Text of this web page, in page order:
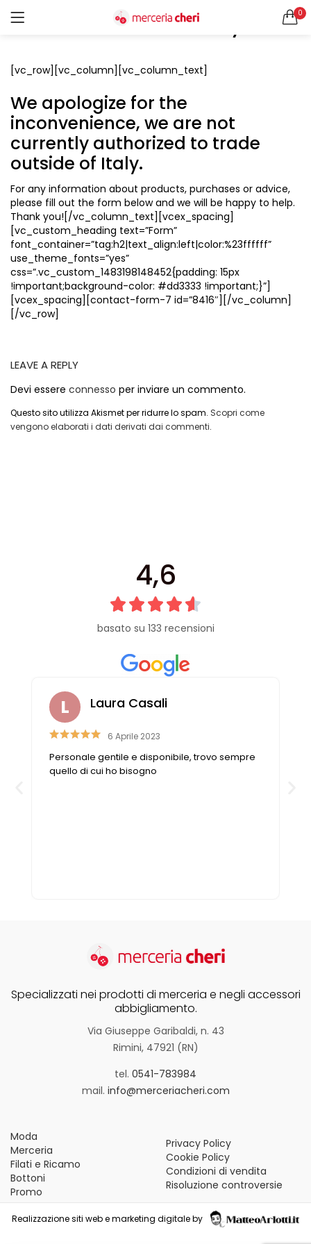
0
REGISTRATI
Ricordami
Password dimenticata?
Accessori Design (56)
Accessori merceria (94)
Cesti portalavoro (8)
Aghi e spilli (24)
Applicazioni (26)
Borse (6)
Bottoni Vintage (204)
Lotti di Bottoni vintage (27)
Bottoni/alamari/automatici (46)
Alamari (5)
Calze collant donna (24)
Cappelli (16)
Cerniere lampo / Zip/Fibbie (27)
filati cucirini e affini (9)
Fodere (5)
Guanti (1)
LANA (27)
Order outside Italy
[vc_row][vc_column][vc_column_text]
We apologize for the
inconvenience, we are not
currently authorized to trade
outside of Italy.
For any information about products, purchases or advice,
please fill out the form below and we will be happy to help.
Thank you![/vc_column_text][vcex_spacing]
[vc_custom_heading text=”Form”
font_container=”tag:h2|text_align:left|color:%23ffffff”
use_theme_fonts=”yes”
css=”.vc_custom_1483198148452{padding: 15px
!important;background-color: #dd3333 !important;}”]
[vcex_spacing][contact-form-7 id=”8416″][/vc_column]
[/vc_row]
LEAVE A REPLY
Devi essere connesso per inviare un commento.
Questo sito utilizza Akismet per ridurre lo spam. Scopri come
vengono elaborati i dati derivati dai commenti.
4,6
basato su 133 recensioni
Laura Casali
6 Aprile 2023
Personale gentile e disponibile, trovo sempre
quello di cui ho bisogno
Specializzati nei prodotti di merceria e negli accessori
abbigliamento.
Via Giuseppe Garibaldi, n. 43
Rimini, 47921 (RN)
tel. 0541-783984
mail. info@merceriacheri.com
Moda
Merceria
Filati e Ricamo
Bottoni
Promo
Privacy Policy
Cookie Policy
Condizioni di vendita
Risoluzione controversie
Realizzazione siti web e marketing digitale by